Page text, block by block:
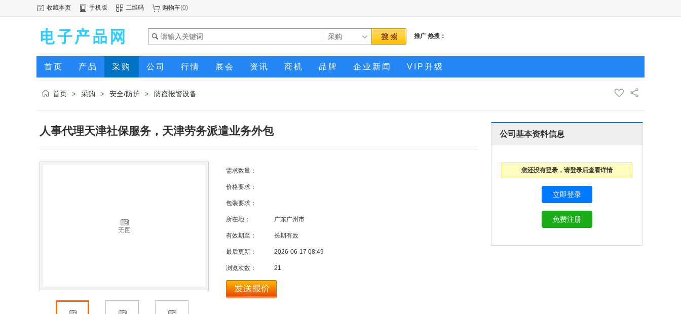
收藏本页 手机版 二维码 购物车(0)
推广 热搜：
首页 产品 采购 公司 行情 展会 资讯 商机 品牌 企业新闻 VIP升级
首页 > 采购 > 安全/防护 > 防盗报警设备
人事代理天津社保服务，天津劳务派遣业务外包
需求数量：
价格要求：
包装要求：
所在地： 广东广州市
有效期至： 长期有效
最后更新： 2026-06-17 08:49
浏览次数： 21
公司基本资料信息
您还没有登录，请登录后查看详情